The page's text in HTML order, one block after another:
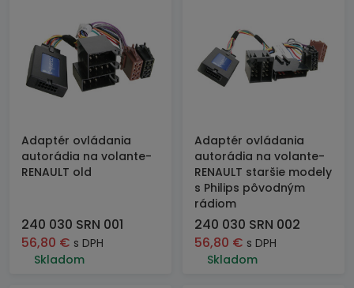
Adaptér ovládania
autorádia na volante-
RENAULT old
240 030 SRN 001
56,80 € s DPH
Skladom
Adaptér ovládania
autorádia na volante-
RENAULT staršie modely
s Philips pôvodným
rádiom
240 030 SRN 002
56,80 € s DPH
Skladom